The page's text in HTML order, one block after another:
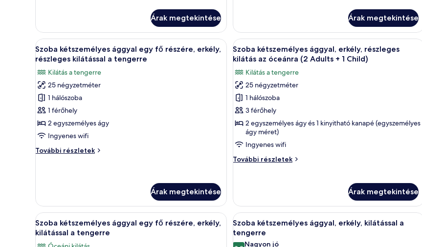
+
child)
(2
adults
+
1
további
részletei
Árak megtekintése
további
részletei
Árak megtekintése
A
következő
szoba
összes
képének
megtekintése:
Szoba
kétszemélyes
ággyal
fő
kilátással
a
tengerre
Egy tengerparti kilátás, amelyen látható egy strand, pálmafák, és a háttérben épületek.
5
Szoba kétszemélyes ággyal egy fő részére, erkély,
részleges kilátással a tengerre
Kilátás a tengerre
25 négyzetméter
1 hálószoba
1 férőhely
2 egyszemélyes ágy
Ingyenes wifi
További részletek
Szoba
erkély,
részleges
kilátással
a
tengerre
Árak megtekintése
A
következő
összes
képének
megtekintése:
Szoba
kétszemélyes
ággyal,
erkély,
részleges
(2
Adults
+
1
Egy tengerparti kilátás,
5
Szoba kétszemélyes ággyal, erkély, részleges
kilátás az óceánra (2 Adults + 1 Child)
Kilátás a tengerre
25 négyzetméter
1 hálószoba
3 férőhely
2 egyszemélyes ágy és 1 kinyitható kanapé (egyszemélyes
ágy méret)
Ingyenes wifi
További részletek
Szoba
kilátás
az
óceánra
(2
Adults
Árak megtekintése
A
következő
szoba
Egy erkély, ahonnan kilátás nyílik a tengerre, egy szék és egy medencetér.
5
Szoba kétszemélyes ággyal egy fő részére, erkély,
kilátással a tengerre
A
következő
szoba
Egy erkély, ahonnan kilátás
5
Szoba kétszemélyes ággyal, erkély, kilátással a
tengerre
Nagyon jó